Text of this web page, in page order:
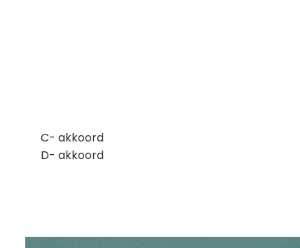
​C- akkoord
D- akkoord